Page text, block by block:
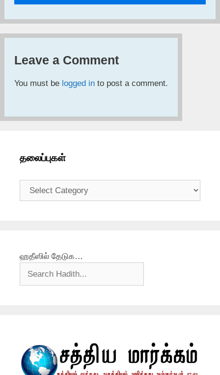
Leave a Comment
You must be logged in to post a comment.
தலைப்புகள்
தலைப்புகள்
ஹதீஸில் தேடுக…